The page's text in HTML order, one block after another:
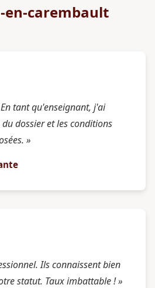
en-carembault
tant qu'enseignant, j'ai
dossier et les conditions
»
Ils connaissent bien
statut. Taux imbattable ! »